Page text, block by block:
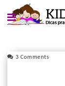
3 Comments